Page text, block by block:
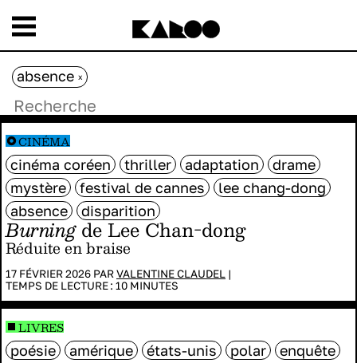
Burningde Lee Chan-dong
Réduite en braise
17 FÉVRIER 2026 PARVALENTINE CLAUDEL |
TEMPS DE LECTURE : 10 MINUTES
cinéma coréen thriller adaptation
drame
mystère
festival de cannes
lee chang-dong
absence
disparition
CINÉMA
poésie amérique états-unis polar
enquête
LIVRES
absence x